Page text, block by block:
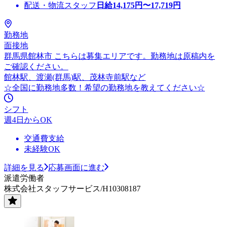
配送・物流スタッフ 日給14,175円〜17,719円
勤務地
面接地
群馬県館林市 こちらは募集エリアです。勤務地は原稿内を
ご確認ください。
館林駅、渡瀬(群馬)駅、茂林寺前駅など
☆全国に勤務地多数！希望の勤務地を教えてください☆
シフト
週4日からOK
交通費支給
未経験OK
詳細を見る
応募画面に進む
派遣労働者
株式会社スタッフサービス/H10308187